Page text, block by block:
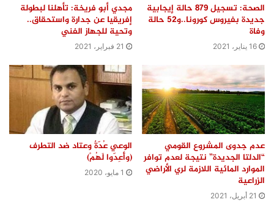
الصحة: تسجيل 879 حالة إيجابية
جديدة بفيروس كورونا..و52 حالة
وفاة
16 يناير، 2021
مجدي أبو فريخة: تأهلنا لبطولة
إفريقيا عن جدارة واستحقاق..
وتحية للجهاز الفني
21 فبراير، 2021
عدم جدوى المشروع القومي
“الدلتا الجديدة” نتيجة لعدم توافر
الموارد المائية اللازمة لري الأراضي
الزراعية
21 أبريل، 2021
الوعي عُدّةٌ وعتاد ضد التطرف
(وأَعِدّوا لَهُمْ)
1 مايو، 2020